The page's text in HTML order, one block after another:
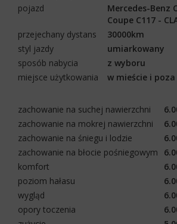
pojazd
Mercedes-Benz
Coupe C117 -
przejechany dystans
30000km
styl jazdy
umiarkowany
sposób nabycia
z wyboru
miejsce użytkowania
w mieście i
zachowanie na suchej nawierzchni
zachowanie na mokrej nawierzchni
zachowanie na śniegu i lodzie
zachowanie na błocie pośniegowym
komfort
poziom hałasu
wygląd
opory toczenia